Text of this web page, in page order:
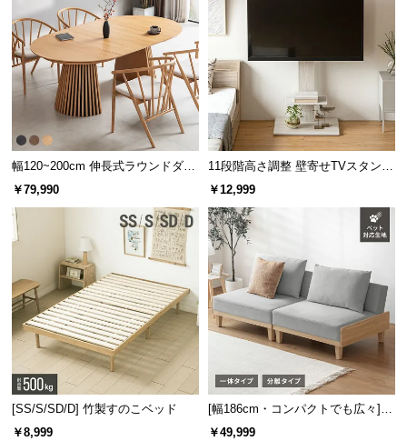
軽量でコンパクトながら、テントを支えるのに安心
な耐久性のあるアルマイト加工を施しました。
持ち運びやすいキャリーバッグ付き
専用のキャリーバッグが付属しています。取っ手が
あるので持ち運びの際にも便利です。
幅120~200cm 伸長式ラウンドダイ
ニングテーブル 6人掛け 天然木突
板 美しい格子デザイン
￥79,990
11段階高さ調整 壁寄せTVスタンド
キャスター付き 上下左右角度調節
￥12,999
[SS/S/SD/D] 竹製すのこベッド
￥8,999
[幅186cm・コンパクトでも広々] 3
人掛けソファベッド リクライニン
￥49,999